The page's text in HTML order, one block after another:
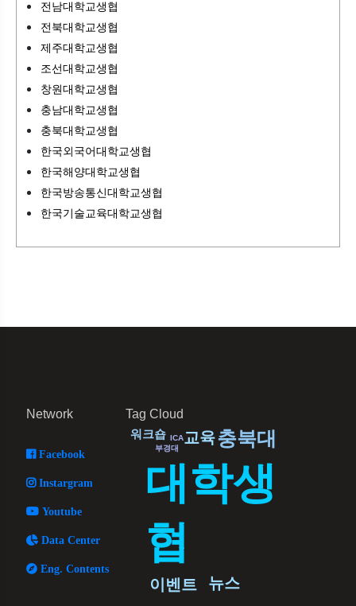
전남대학교생협
전북대학교생협
제주대학교생협
조선대학교생협
창원대학교생협
충남대학교생협
충북대학교생협
한국외국어대학교생협
한국해양대학교생협
한국방송통신대학교생협
한국기술교육대학교생협
Network
Facebook
Instargram
Youtube
Data Center
Eng. Contents
Tag Cloud
대학생
협
충북대
교육
뉴스
이벤트
워크숍
부경대
ICA